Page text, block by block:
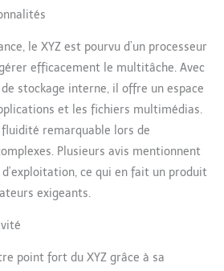
le XYZ est pourvu d’un processeur
efficacement le multitâche. Avec
stockage interne, il offre un espace
et les fichiers multimédias.
remarquable lors de
Plusieurs avis mentionnent
ce qui en fait un produit
exigeants.
point fort du XYZ grâce à sa